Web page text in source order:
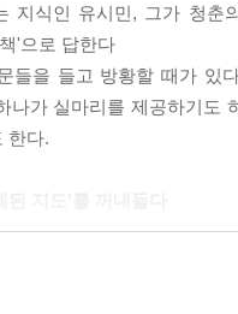
지식인 유시민, 그가 청춘
'으로 답한다
들을 들고 방황할 때가 있
나가 실마리를 제공하기도
한다.
지 찾아내야 하는 지금, 유